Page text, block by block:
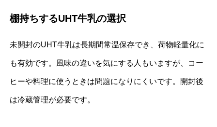
棚持ちするUHT牛乳の選択
未開封のUHT牛乳は長期間常温保存でき、荷物軽量化に
も有効です。風味の違いを気にする人もいますが、コー
ヒーや料理に使うときは問題になりにくいです。開封後
は冷蔵管理が必要です。